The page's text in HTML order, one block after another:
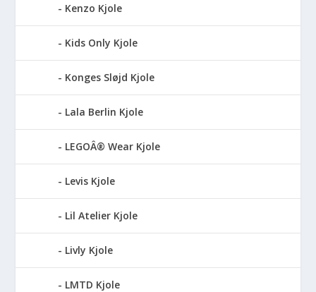
Kenzo Kjole
Kids Only Kjole
Konges Sløjd Kjole
Lala Berlin Kjole
LEGOÂ® Wear Kjole
Levis Kjole
Lil Atelier Kjole
Livly Kjole
LMTD Kjole